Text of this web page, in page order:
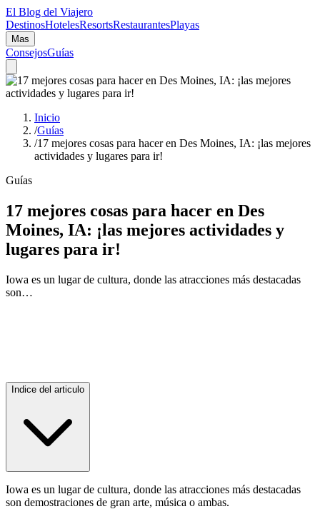
El Blog del Viajero
DestinosHotelesResortsRestaurantesPlayas
Mas
ConsejosGuías
Inicio
/Guías
/17 mejores cosas para hacer en Des Moines, IA: ¡las mejores
actividades y lugares para ir!
Guías
17 mejores cosas para hacer en Des
Moines, IA: ¡las mejores actividades y
lugares para ir!
Iowa es un lugar de cultura, donde las atracciones más destacadas
son…
Indice del articulo
Iowa es un lugar de cultura, donde las atracciones más destacadas
son demostraciones de gran arte, música o ambas.